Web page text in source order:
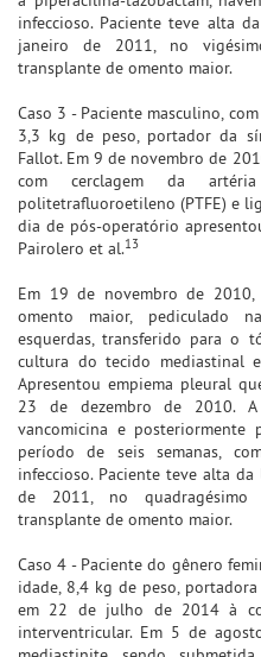
infeccioso. Paciente teve alta
janeiro de 2011, no
transplante de omento maior.
Caso 3 - Paciente masculino,
3,3 kg de peso, portador da
Fallot. Em 9 de novembro de
com cerclagem da
politetrafluoroetileno (PTFE) e
dia de pós-operatório
Pairolero et al.13
Em 19 de novembro de
omento maior, pediculado
esquerdas, transferido para o
cultura do tecido mediastinal
Apresentou empiema pleural
23 de dezembro de 2010.
vancomicina e posteriormente
período de seis semanas,
infeccioso. Paciente teve alta
de 2011, no
transplante de omento maior.
Caso 4 - Paciente do gênero
idade, 8,4 kg de peso,
em 22 de julho de 2014 à
interventricular. Em 5 de